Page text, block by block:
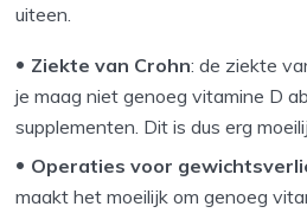
uiteen.
Ziekte van Crohn: de ziekte
je maag niet genoeg vitamine D
supplementen. Dit is dus erg
Operaties voor
maakt het moeilijk om genoeg